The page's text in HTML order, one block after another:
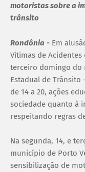
motoristas sobre a
trânsito
Rondônia - Em
Vítimas de
terceiro domingo do
Estadual de Trânsito
de 14 a 20, ações
sociedade quanto à
respeitando regras
Na segunda, 14, e
município de Porto
sensibilização de